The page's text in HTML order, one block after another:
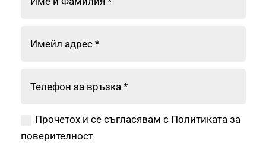
Прочетох и се съгласявам с Политиката за
поверителност